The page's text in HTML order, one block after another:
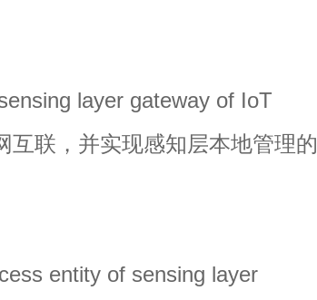
layer gateway of IoT
联，并实现感知层本地管理的
entity of sensing layer